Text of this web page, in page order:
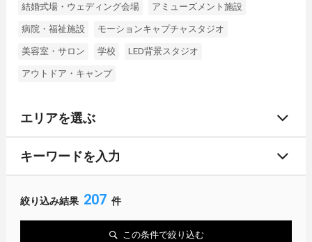
結婚式場・ウェディング会場 アミューズメント施設
病院・福祉施設 モーションキャプチャスタジオ
美容室・サロン 学校 LED背景スタジオ
アウトドア・キャンプ
エリアを選ぶ
キーワードを入力
絞り込み結果 207 件
この条件で絞り込む